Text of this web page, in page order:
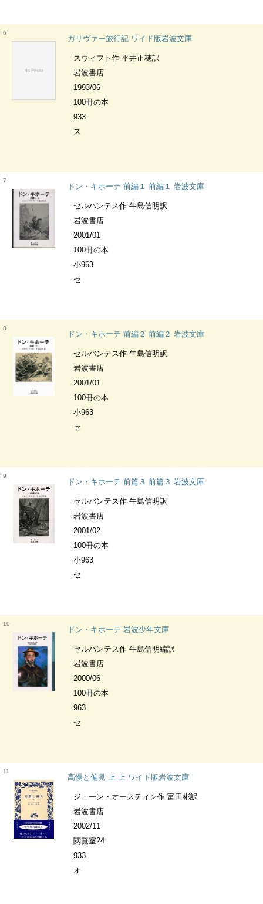
6
ガリヴァー旅行記 ワイド版岩波文庫
スウィフト作 平井正穂訳
岩波書店
1993/06
100冊の本
933
ス
7
ドン・キホーテ 前編１ 前編１ 岩波文庫
セルバンテス作 牛島信明訳
岩波書店
2001/01
100冊の本
小963
セ
8
ドン・キホーテ 前編２ 前編２ 岩波文庫
セルバンテス作 牛島信明訳
岩波書店
2001/01
100冊の本
小963
セ
9
ドン・キホーテ 前篇３ 前篇３ 岩波文庫
セルバンテス作 牛島信明訳
岩波書店
2001/02
100冊の本
小963
セ
10
ドン・キホーテ 岩波少年文庫
セルバンテス作 牛島信明編訳
岩波書店
2000/06
100冊の本
963
セ
11
高慢と偏見 上 上 ワイド版岩波文庫
ジェーン・オースティン作 富田彬訳
岩波書店
2002/11
閲覧室24
933
オ